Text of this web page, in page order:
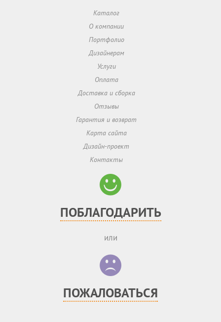
Каталог
О компании
Портфолио
Дизайнерам
Услуги
Оплата
Доставка и сборка
Отзывы
Гарантия и возврат
Карта сайта
Дизайн-проект
Контакты
ПОБЛАГОДАРИТЬ
или
ПОЖАЛОВАТЬСЯ